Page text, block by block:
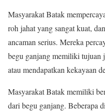
Masyarakat Batak
roh jahat yang sangat kuat,
ancaman serius. Mereka
begu ganjang memiliki tujuan
atau mendapatkan kekayaan
Masyarakat Batak memiliki
dari begu ganjang. Beberapa